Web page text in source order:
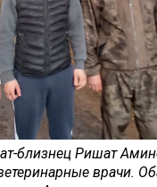
близнец Ришат
врачи.